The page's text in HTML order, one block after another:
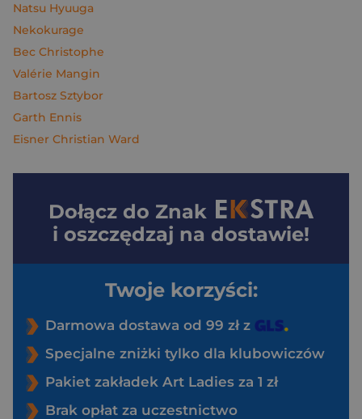
Natsu Hyuuga
Nekokurage
Bec Christophe
Valérie Mangin
Bartosz Sztybor
Garth Ennis
Eisner Christian Ward
Dołącz do Znak
i oszczędzaj na dostawie!
Twoje korzyści:
Darmowa dostawa od 99 zł z
Specjalne zniżki tylko dla klubowiczów
Pakiet zakładek Art Ladies za 1 zł
Brak opłat za uczestnictwo